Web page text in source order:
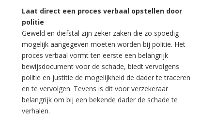
Laat direct een proces verbaal opstellen door
politie
Geweld en diefstal zijn zeker zaken die zo spoedig
mogelijk aangegeven moeten worden bij politie. Het
proces verbaal vormt ten eerste een belangrijk
bewijsdocument voor de schade, biedt vervolgens
politie en justitie de mogelijkheid de dader te traceren
en te vervolgen. Tevens is dit voor verzekeraar
belangrijk om bij een bekende dader de schade te
verhalen.